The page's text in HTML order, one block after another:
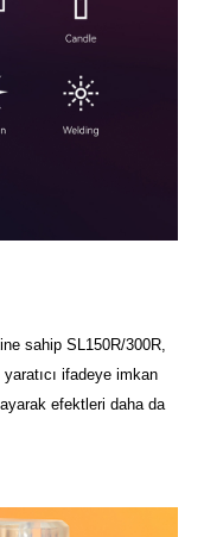
sahip SL150R/300R,
yaratıcı ifadeye imkan
efektleri daha da